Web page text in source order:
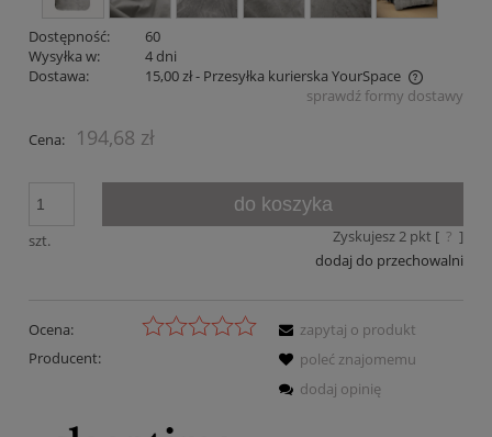
Dostępność:
60
Wysyłka w:
4 dni
Dostawa:
15,00 zł- Przesyłka kurierska YourSpace
Cena nie zawiera ewentualnych kosztów płatnościsprawdź formy dostawy
Cena: 194,68 zł
szt.
do koszyka
Zyskujesz2pkt [ ? ]
dodaj do przechowalni
Ocena:
Producent:
zapytaj o produkt
poleć znajomemu
dodaj opinię